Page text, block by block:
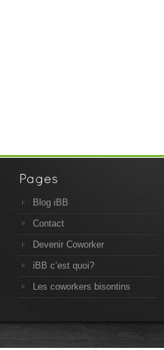
Blog iBB
Contact
Devenir Coworker
iBB c’est quoi?
Les coworkers bisontins